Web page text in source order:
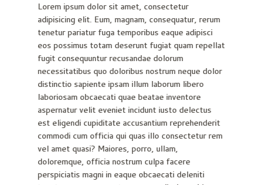
Lorem ipsum dolor sit amet, consectetur
adipisicing elit. Eum, magnam, consequatur, rerum
tenetur pariatur fuga temporibus eaque adipisci
eos possimus totam deserunt fugiat quam repellat
fugit consequuntur recusandae dolorum
necessitatibus quo doloribus nostrum neque dolor
distinctio sapiente ipsam illum laborum libero
laboriosam obcaecati quae beatae inventore
aspernatur velit eveniet incidunt iusto delectus
est eligendi cupiditate accusantium reprehenderit
commodi cum officia qui quas illo consectetur rem
vel amet quasi? Maiores, porro, ullam,
doloremque, officia nostrum culpa facere
perspiciatis magni in eaque obcaecati deleniti